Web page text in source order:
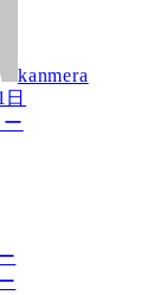
kanmera